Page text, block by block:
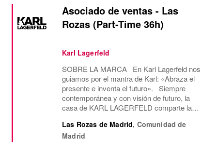
Asociado de ventas - Las
Rozas (Part-Time 36h)
Karl Lagerfeld
SOBRE LA MARCA En Karl Lagerfeld nos
guiamos por el mantra de Karl: «Abraza el
presente e inventa el futuro». Siempre
contemporánea y con visión de futuro, la
casa de KARL LAGERFELD comparte la
icónico fundador, Karl Lagerfeld. Somos la
única...
Las Rozas de Madrid, Comunidad de
Madrid